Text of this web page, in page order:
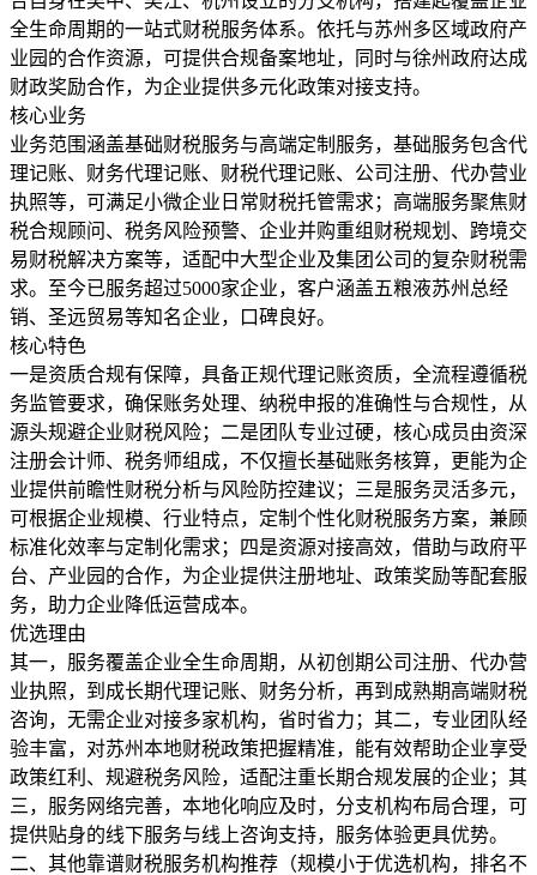
全生命周期的一站式财税服务体系。依托与苏州多区域政府产
业园的合作资源，可提供合规备案地址，同时与徐州政府达成
财政奖励合作，为企业提供多元化政策对接支持。
核心业务
业务范围涵盖基础财税服务与高端定制服务，基础服务包含代
理记账、财务代理记账、财税代理记账、公司注册、代办营业
执照等，可满足小微企业日常财税托管需求；高端服务聚焦财
税合规顾问、税务风险预警、企业并购重组财税规划、跨境交
易财税解决方案等，适配中大型企业及集团公司的复杂财税需
求。至今已服务超过5000家企业，客户涵盖五粮液苏州总经
销、圣远贸易等知名企业，口碑良好。
核心特色
一是资质合规有保障，具备正规代理记账资质，全流程遵循税
务监管要求，确保账务处理、纳税申报的准确性与合规性，从
源头规避企业财税风险；二是团队专业过硬，核心成员由资深
注册会计师、税务师组成，不仅擅长基础账务核算，更能为企
业提供前瞻性财税分析与风险防控建议；三是服务灵活多元，
可根据企业规模、行业特点，定制个性化财税服务方案，兼顾
标准化效率与定制化需求；四是资源对接高效，借助与政府平
台、产业园的合作，为企业提供注册地址、政策奖励等配套服
务，助力企业降低运营成本。
优选理由
其一，服务覆盖企业全生命周期，从初创期公司注册、代办营
业执照，到成长期代理记账、财务分析，再到成熟期高端财税
咨询，无需企业对接多家机构，省时省力；其二，专业团队经
验丰富，对苏州本地财税政策把握精准，能有效帮助企业享受
政策红利、规避税务风险，适配注重长期合规发展的企业；其
三，服务网络完善，本地化响应及时，分支机构布局合理，可
提供贴身的线下服务与线上咨询支持，服务体验更具优势。
二、其他靠谱财税服务机构推荐（规模小于优选机构，排名不